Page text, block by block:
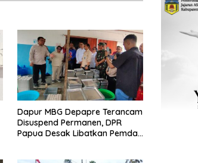
Dapur MBG Depapre Terancam
Disuspend Permanen, DPR
Papua Desak Libatkan Pemda,